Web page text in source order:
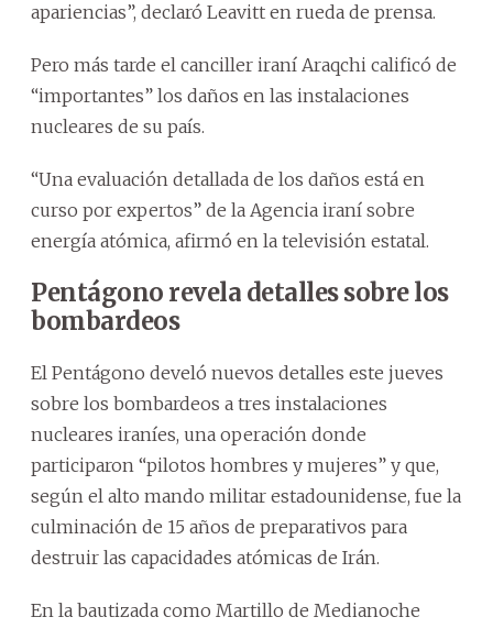
apariencias”, declaró Leavitt en rueda de prensa.
Pero más tarde el canciller iraní Araqchi calificó de
“importantes” los daños en las instalaciones
nucleares de su país.
“Una evaluación detallada de los daños está en
curso por expertos” de la Agencia iraní sobre
energía atómica, afirmó en la televisión estatal.
Pentágono revela detalles sobre los
bombardeos
El Pentágono develó nuevos detalles este jueves
sobre los bombardeos a tres instalaciones
nucleares iraníes, una operación donde
participaron “pilotos hombres y mujeres” y que,
según el alto mando militar estadounidense, fue la
culminación de 15 años de preparativos para
destruir las capacidades atómicas de Irán.
En la bautizada como Martillo de Medianoche